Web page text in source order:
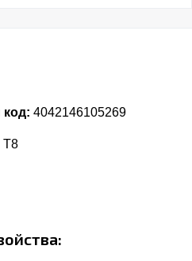
код: 4042146105269
T8